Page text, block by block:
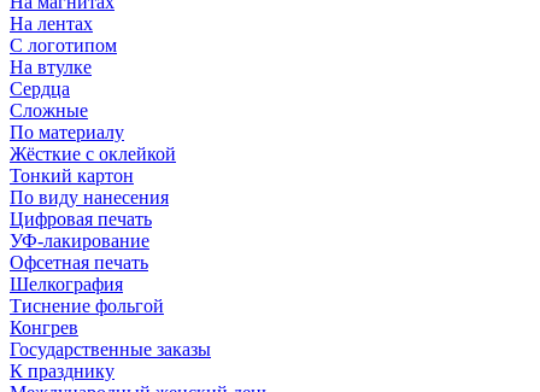
На лентах
С логотипом
На втулке
Сердца
Сложные
По материалу
Жёсткие с оклейкой
Тонкий картон
По виду нанесения
Цифровая печать
УФ-лакирование
Офсетная печать
Шелкография
Тиснение фольгой
Конгрев
Государственные заказы
К празднику